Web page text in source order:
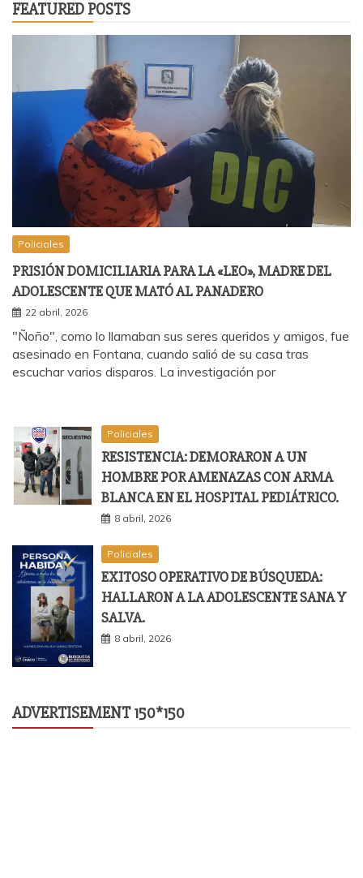
FEATURED POSTS
Policiales
PRISIÓN DOMICILIARIA PARA LA «LEO», MADRE DEL
ADOLESCENTE QUE MATÓ AL PANADERO
22 abril, 2026
"Ñoño", como lo llamaban sus seres queridos y amigos, fue
asesinado en Fontana, cuando salió de su casa tras
escuchar varios disparos. La investigación por
Policiales
RESISTENCIA: DEMORARON A UN
HOMBRE POR AMENAZAS CON ARMA
BLANCA EN EL HOSPITAL PEDIÁTRICO.
8 abril, 2026
Policiales
EXITOSO OPERATIVO DE BÚSQUEDA:
HALLARON A LA ADOLESCENTE SANA Y
SALVA.
8 abril, 2026
ADVERTISEMENT 150*150